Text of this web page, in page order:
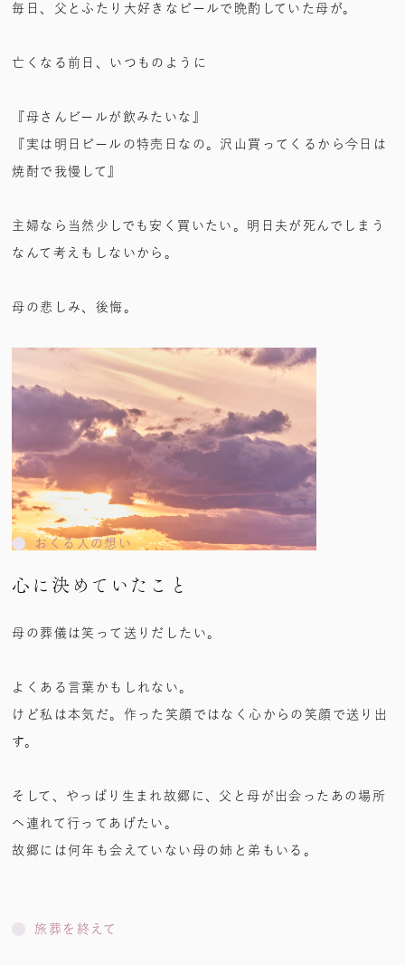
毎日、父とふたり大好きなビールで晩酌していた母が。
亡くなる前日、いつものように
『母さんビールが飲みたいな』
『実は明日ビールの特売日なの。沢山買ってくるから今日は
焼酎で我慢して』
主婦なら当然少しでも安く買いたい。明日夫が死んでしまう
なんて考えもしないから。
母の悲しみ、後悔。
おくる人の想い
心に決めていたこと
母の葬儀は笑って送りだしたい。
よくある言葉かもしれない。
けど私は本気だ。作った笑顔ではなく心からの笑顔で送り出
す。
そして、やっぱり生まれ故郷に、父と母が出会ったあの場所
へ連れて行ってあげたい。
故郷には何年も会えていない母の姉と弟もいる。
旅葬を終えて